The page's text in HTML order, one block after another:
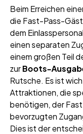
Beim Erreichen
die Fast-Pass-
dem
einen separaten
einem großen Teil
zurBoots-
Rutsche. Es ist
Attraktionen, die
benötigen, der Fast
bevorzugten
Dies ist der